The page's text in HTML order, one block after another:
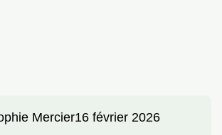
Mercier16 février 2026